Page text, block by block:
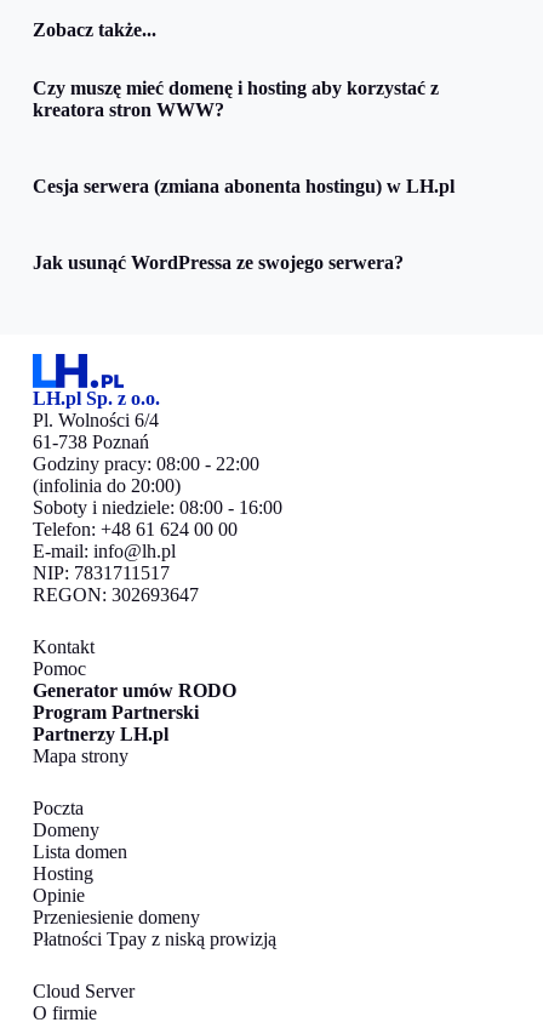
Zobacz także...
Czy muszę mieć domenę i hosting aby korzystać z
kreatora stron WWW?
Cesja serwera (zmiana abonenta hostingu) w LH.pl
Jak usunąć WordPressa ze swojego serwera?
LH.pl Sp. z o.o.
Pl. Wolności 6/4
61-738 Poznań
Godziny pracy: 08:00 - 22:00
(infolinia do 20:00)
Soboty i niedziele: 08:00 - 16:00
Telefon: +48 61 624 00 00
E-mail: info@lh.pl
NIP: 7831711517
REGON: 302693647
Kontakt
Pomoc
Generator umów RODO
Program Partnerski
Partnerzy LH.pl
Mapa strony
Poczta
Domeny
Lista domen
Hosting
Opinie
Przeniesienie domeny
Płatności Tpay z niską prowizją
Cloud Server
O firmie